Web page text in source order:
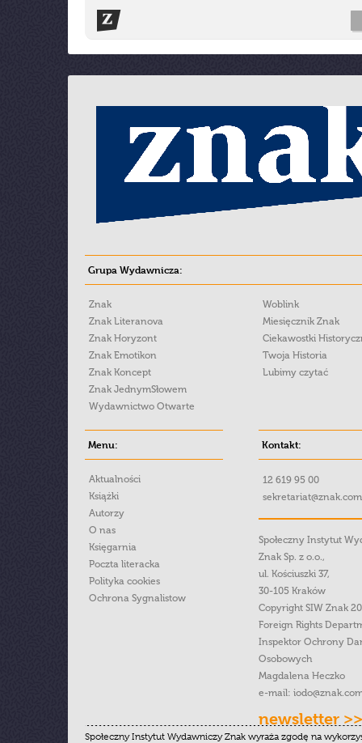
Grupa Wydawnicza:
Znak
Znak Literanova
Znak Horyzont
Znak Emotikon
Znak Koncept
Znak JednymSłowem
Wydawnictwo Otwarte
Woblink
Miesięcznik Znak
Ciekawostki
Twoja Historia
Lubimy czytać
Menu:
Aktualności
Książki
Autorzy
O nas
Księgarnia
Poczta literacka
Polityka cookies
Ochrona Sygnalistow
Kontakt:
12 619 95 00
Społeczny Instytut
Znak Sp. z o.o.,
ul. Kościuszki 37,
30-105 Kraków
Copyright SIW Znak
Foreign Rights
Inspektor Ochrony
Osobowych
Magdalena Heczko
e-mail:
newsletter >>
Społeczny Instytut Wydawniczy Znak wyraża zgodę na